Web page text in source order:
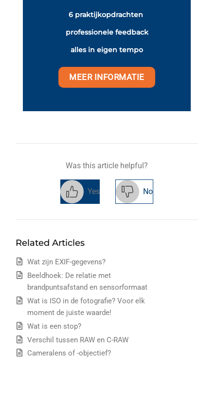
6 praktijkopdrachten
professionele feedback
alles in eigen tempo
MEER INFORMATIE
Was this article helpful?
Yes No
Related Articles
Wat zijn EXIF-gegevens?
Beeldhoek: De relatie met
brandpuntsafstand en sensorformaat
Wat is ISO in de fotografie? Voor elk
moment de juiste waarde!
Wat is een stop?
Verschil tussen RAW en C-RAW
Cameralens of -objectief?